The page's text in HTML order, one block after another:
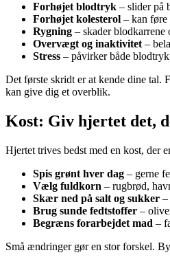
Forhøjet blodtryk – slider på
Forhøjet kolesterol – kan
Rygning – skader
Overvægt og inaktivitet–
Stress – påvirker både
Det første skridt er at kende dine tal.
kan give dig et overblik.
Kost: Giv hjertet det,
Hjertet trives bedst med en kost, der
Spis grønt hver dag – gerne
Vælg fuldkorn – rugbrød,
Skær ned på salt og sukker –
Brug sunde fedtstoffer –
Begræns forarbejdet mad –
Små ændringer gør en stor forskel.